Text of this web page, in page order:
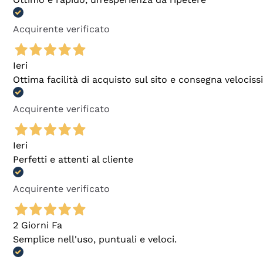
Acquirente verificato
Ieri
Ottima facilità di acquisto sul sito e consegna
Acquirente verificato
Ieri
Perfetti e attenti al cliente
Acquirente verificato
2 Giorni Fa
Semplice nell'uso, puntuali e veloci.